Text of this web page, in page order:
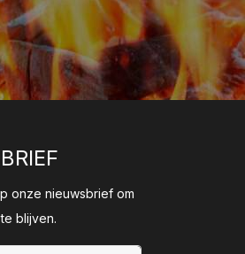
onze nieuwsbrief om
blijven.